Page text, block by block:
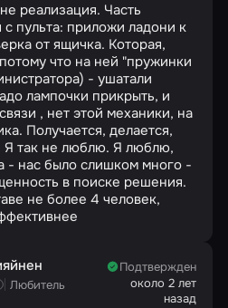
реализация. Часть
пульта: приложи ладони к
от ящичка. Которая,
что на ней "пружинки
- ушатали
лампочки прикрыть, и
, нет этой механики, на
Получается, делается,
Я так не люблю. Я люблю,
- нас было слишком много -
в поиске решения.
не более 4 человек,
Любитель
Подтвержден
около 2 лет
назад